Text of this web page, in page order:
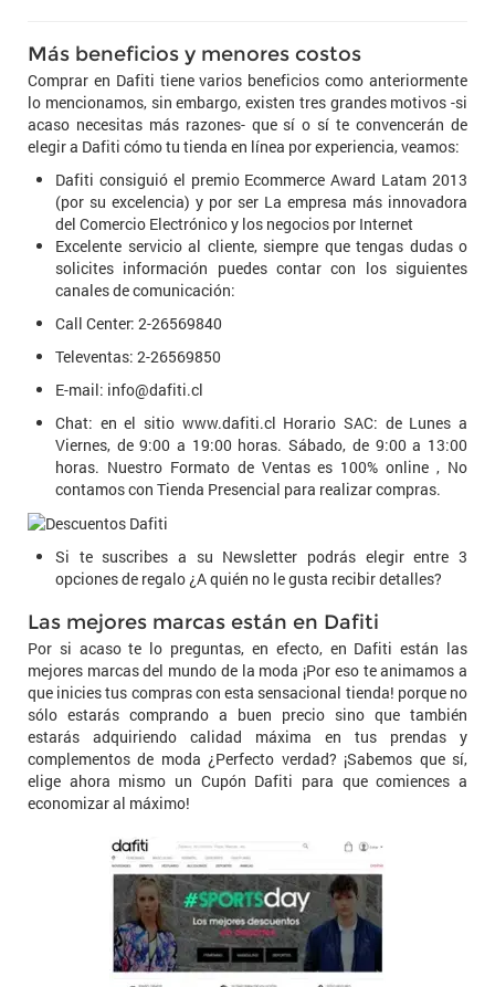
Más beneficios y menores costos
Comprar en Dafiti tiene varios beneficios como anteriormente
lo mencionamos, sin embargo, existen tres grandes motivos -si
acaso necesitas más razones- que sí o sí te convencerán de
elegir a Dafiti cómo tu tienda en línea por experiencia, veamos:
Dafiti consiguió el premio Ecommerce Award Latam 2013
(por su excelencia) y por ser La empresa más innovadora
del Comercio Electrónico y los negocios por Internet
Excelente servicio al cliente, siempre que tengas dudas o
solicites información puedes contar con los siguientes
canales de comunicación:
Call Center: 2-26569840
Televentas: 2-26569850
E-mail: info@dafiti.cl
Chat: en el sitio www.dafiti.cl Horario SAC: de Lunes a
Viernes, de 9:00 a 19:00 horas. Sábado, de 9:00 a 13:00
horas. Nuestro Formato de Ventas es 100% online , No
contamos con Tienda Presencial para realizar compras.
Si te suscribes a su Newsletter podrás elegir entre 3
opciones de regalo ¿A quién no le gusta recibir detalles?
Las mejores marcas están en Dafiti
Por si acaso te lo preguntas, en efecto, en Dafiti están las
mejores marcas del mundo de la moda ¡Por eso te animamos a
que inicies tus compras con esta sensacional tienda! porque no
sólo estarás comprando a buen precio sino que también
estarás adquiriendo calidad máxima en tus prendas y
complementos de moda ¿Perfecto verdad? ¡Sabemos que sí,
elige ahora mismo un Cupón Dafiti para que comiences a
economizar al máximo!